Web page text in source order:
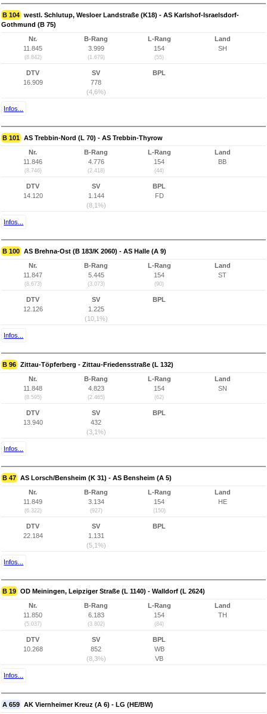
B 104 westl. Schlutup, Wesloer Landstraße (K18) - AS Karlshof-Israelsdorf-
Gothmund (B 75)
Nr.
11.845
(8.842)
B-Rang
3.999
(1.679)
L-Rang
154
(55)
Land
SH
DTV
16.909
SV
778
(4,6%)
BPL
Infos...
B 101 AS Trebbin-Nord (L 70) - AS Trebbin-Thyrow
Nr.
11.846
(8.746)
B-Rang
4.776
(2.418)
L-Rang
154
(44)
Land
BB
DTV
14.120
SV
1.144
(8,1%)
BPL
FD
Infos...
B 100 AS Brehna-Ost (B 183/K 2060) - AS Halle (A 9)
Nr.
11.847
(8.673)
B-Rang
5.445
(3.073)
L-Rang
154
(90)
Land
ST
DTV
12.126
SV
1.225
(10,1%)
BPL
Infos...
B 96 Zittau-Töpferberg - Zittau-Friedensstraße (L 132)
Nr.
11.848
(8.595)
B-Rang
4.823
(2.465)
L-Rang
154
(62)
Land
SN
DTV
13.940
SV
432
(3,1%)
BPL
Infos...
B 47 AS Lorsch/Bensheim (K 31) - AS Bensheim (A 5)
Nr.
11.849
(6.322)
B-Rang
3.134
(927)
L-Rang
154
(150)
Land
HE
DTV
22.184
SV
1.131
(5,1%)
BPL
Infos...
B 19 OD Meiningen, Leipziger Straße (L 1140) - Walldorf (L 2624)
Nr.
11.850
(5.037)
B-Rang
6.183
(3.802)
L-Rang
154
(84)
Land
TH
DTV
10.268
SV
852
(8,3%)
BPL
WB
VB
Infos...
A 659 AK Viernheimer Kreuz (A 6) - LG (HE/BW)